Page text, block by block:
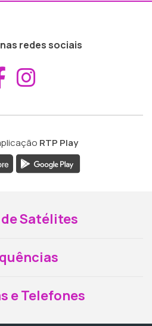
redes sociais
Aceder ao
RTP Play
de Satélites
e Telefones